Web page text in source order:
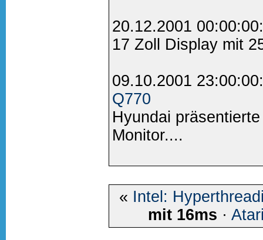
20.12.2001
17 Zoll Display mit
09.10.2001
Q770
Hyundai
Monitor....
« Intel:
mit 16ms ·